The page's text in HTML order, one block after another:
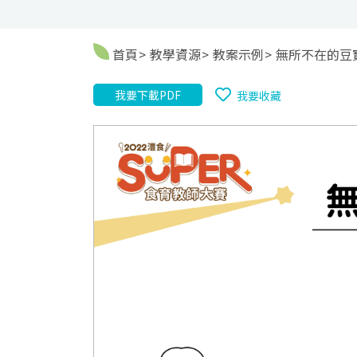
首頁 教學資源 教案示例 無所不在的豆
我要下載PDF 我要收藏